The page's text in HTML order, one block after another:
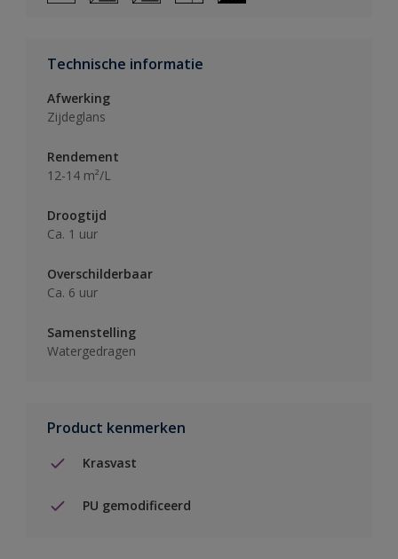
Technische informatie
Afwerking
Zijdeglans
Rendement
12-14 m²/L
Droogtijd
Ca. 1 uur
Overschilderbaar
Ca. 6 uur
Samenstelling
Watergedragen
Product kenmerken
Krasvast
PU gemodificeerd